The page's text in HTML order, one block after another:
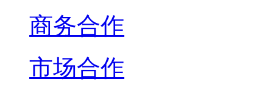
商务合作
市场合作